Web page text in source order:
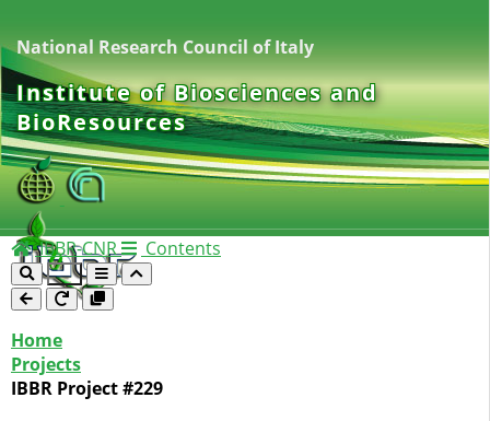
National Research Council of Italy
Institute of Biosciences and
BioResources
IBBR-CNR Contents
Home
Projects
IBBR Project #229